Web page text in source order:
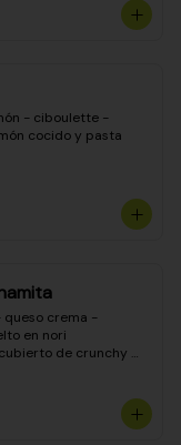
- ciboulette -
cocido y pasta
queso crema -
en nori
de crunchy